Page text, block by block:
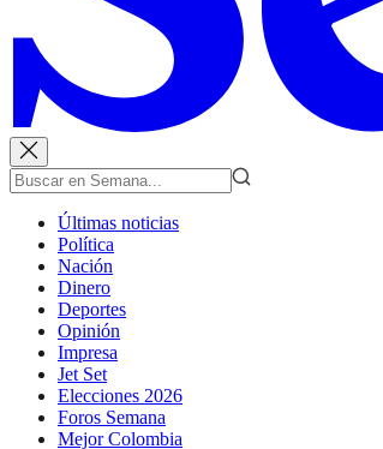
Últimas noticias
Política
Nación
Dinero
Deportes
Opinión
Impresa
Jet Set
Elecciones 2026
Foros Semana
Mejor Colombia